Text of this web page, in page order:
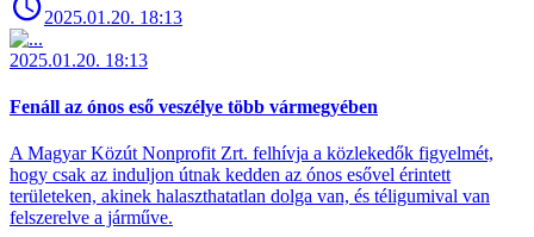
2025.01.20. 18:13
2025.01.20. 18:13
Fenáll az ónos eső veszélye több vármegyében
A Magyar Közút Nonprofit Zrt. felhívja a közlekedők figyelmét,
hogy csak az induljon útnak kedden az ónos esővel érintett
területeken, akinek halaszthatatlan dolga van, és téligumival van
felszerelve a járműve.